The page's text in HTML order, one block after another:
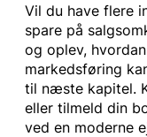
Vil du have flere
spare på
og oplev,
markedsføring
til næste kapitel.
eller tilmeld din
ved en moderne